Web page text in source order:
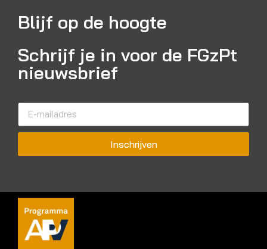
Blijf op de hoogte
Schrijf je in voor de FGzPt
nieuwsbrief
Inschrijven